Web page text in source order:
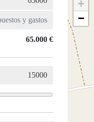
65.000 €
+
−